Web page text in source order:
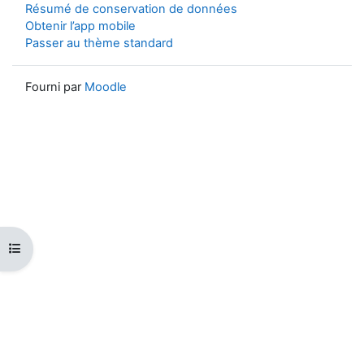
Ouvrir l’index du cours
Résumé de conservation de données
Obtenir l’app mobile
Passer au thème standard
Fourni par Moodle